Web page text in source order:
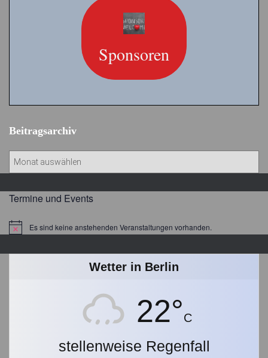
Sponsoren
Beitragsarchiv
t
a
g
Termine und Events
HinweisEs sind keine anstehenden Veranstaltungen vorhanden.
Wetter in Berlin
22°C
stellenweise Regenfall